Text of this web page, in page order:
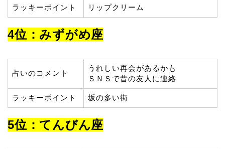
ラッキーポイント リップクリーム
4位：みずがめ座
占いのコメント
うれしい再会があるかも
ＳＮＳで昔の友人に連絡
ラッキーポイント 坂の多い街
5位：てんびん座